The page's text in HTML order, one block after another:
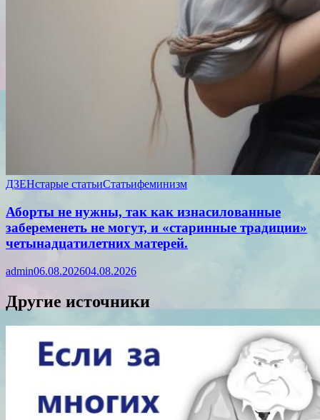
ДЗЕНстарые статьиСтатьифеминизм
Аборты не нужны, так как изнасилованные
забеременеть не могут, и «старинные традиции»
четынадцатилетних матерей.
admin06.08.202604.08.2026
Другие источники